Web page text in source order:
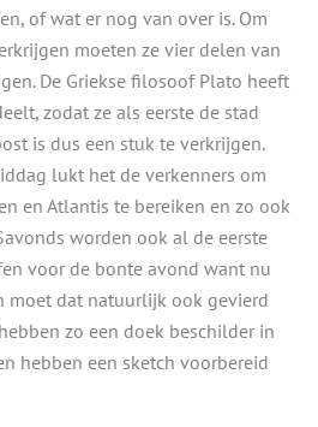
of wat er nog van over is. Om
moeten ze vier delen van
De Griekse filosoof Plato heeft
zodat ze als eerste de stad
is dus een stuk te verkrijgen.
lukt het de verkenners om
en Atlantis te bereiken en zo ook
worden ook al de eerste
voor de bonte avond want nu
moet dat natuurlijk ook gevierd
zo een doek beschilder in
hebben een sketch voorbereid